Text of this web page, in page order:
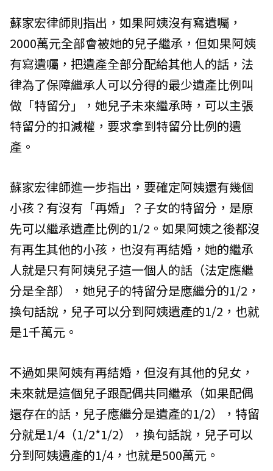
蘇家宏律師則指出，如果阿姨沒有寫遺囑，
2000萬元全部會被她的兒子繼承，但如果阿姨
有寫遺囑，把遺產全部分配給其他人的話，法
律為了保障繼承人可以分得的最少遺產比例叫
做「特留分」，她兒子未來繼承時，可以主張
特留分的扣減權，要求拿到特留分比例的遺
產。
蘇家宏律師進一步指出，要確定阿姨還有幾個
小孩？有沒有「再婚」？子女的特留分，是原
先可以繼承遺產比例的1/2。如果阿姨之後都沒
有再生其他的小孩，也沒有再結婚，她的繼承
人就是只有阿姨兒子這一個人的話（法定應繼
分是全部），她兒子的特留分是應繼分的1/2，
換句話說，兒子可以分到阿姨遺產的1/2，也就
是1千萬元。
不過如果阿姨有再結婚，但沒有其他的兒女，
未來就是這個兒子跟配偶共同繼承（如果配偶
還存在的話，兒子應繼分是遺產的1/2），特留
分就是1/4（1/2*1/2），換句話說，兒子可以
分到阿姨遺產的1/4，也就是500萬元。